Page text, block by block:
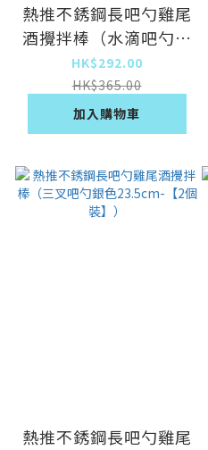
熱推不銹鋼長吧勺雞尾
酒攪拌棒（水滴吧勺黑
色-50.2cm-【2個
裝】）
HK$292.00
HK$365.00
加入購物車
熱推不銹鋼長吧勺雞尾